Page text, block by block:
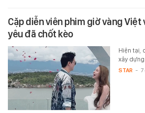
Cặp diễn viên phim giờ vàng Việt
yêu đã chốt kèo
Hiện tại,
xây
STAR -